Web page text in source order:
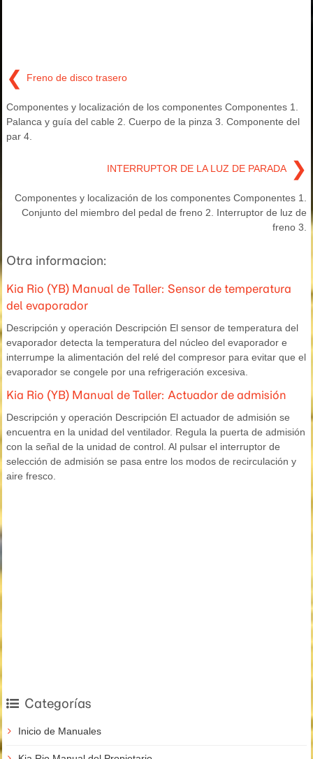
❮ Freno de disco trasero
Componentes y localización de los componentes Componentes 1.
Palanca y guía del cable 2. Cuerpo de la pinza 3. Componente del
par 4.
INTERRUPTOR DE LA LUZ DE PARADA ❯
Componentes y localización de los componentes Componentes 1.
Conjunto del miembro del pedal de freno 2. Interruptor de luz de
freno 3.
Otra informacion:
Kia Rio (YB) Manual de Taller: Sensor de temperatura
del evaporador
Descripción y operación Descripción El sensor de temperatura del
evaporador detecta la temperatura del núcleo del evaporador e
interrumpe la alimentación del relé del compresor para evitar que el
evaporador se congele por una refrigeración excesiva.
Kia Rio (YB) Manual de Taller: Actuador de admisión
Descripción y operación Descripción El actuador de admisión se
encuentra en la unidad del ventilador. Regula la puerta de admisión
con la señal de la unidad de control. Al pulsar el interruptor de
selección de admisión se pasa entre los modos de recirculación y
aire fresco.
Categorías
Inicio de Manuales